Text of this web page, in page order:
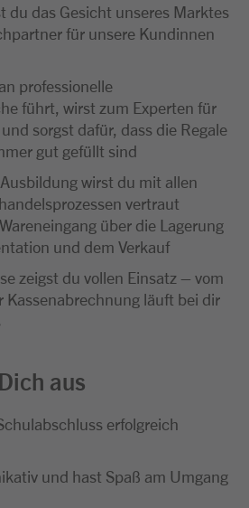
du das Gesicht unseres Marktes
für unsere Kundinnen
professionelle
führt, wirst zum Experten für
sorgst dafür, dass die Regale
gut gefüllt sind
wirst du mit allen
vertraut
über die Lagerung
und dem Verkauf
zeigst du vollen Einsatz – vom
Kassenabrechnung läuft bei dir
aus
erfolgreich
und hast Spaß am Umgang